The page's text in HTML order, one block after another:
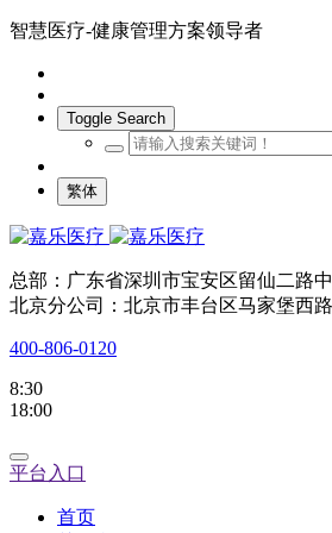
智慧医疗-健康管理方案领导者
Toggle Search
繁体
总部：广东省深圳市宝安区留仙二路
北京分公司：北京市丰台区马家堡西
400-806-0120
8:30
18:00
平台入口
首页